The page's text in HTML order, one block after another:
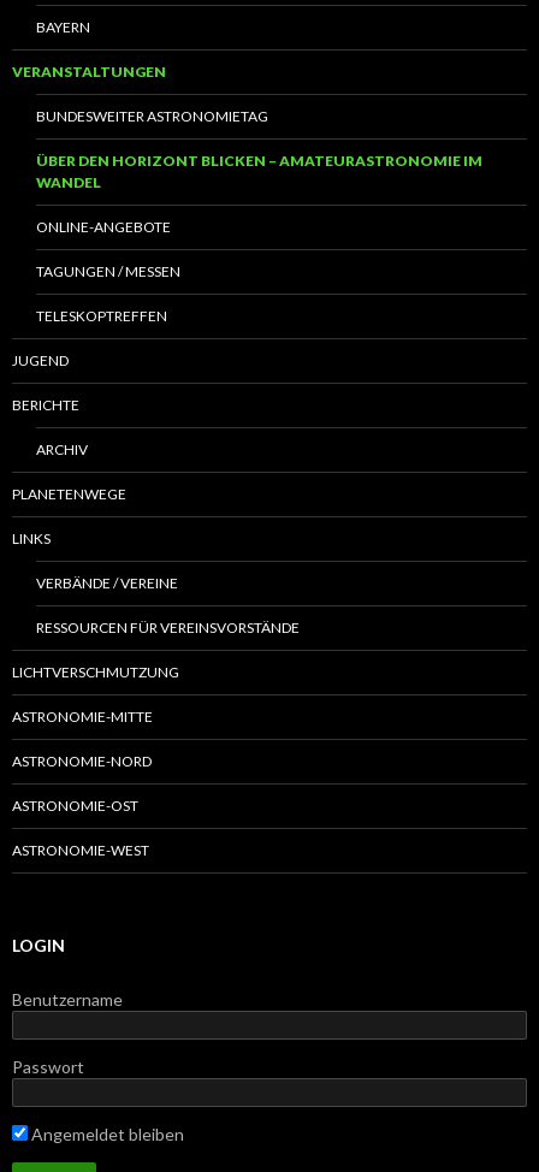
BAYERN
VERANSTALTUNGEN
BUNDESWEITER ASTRONOMIETAG
ÜBER DEN HORIZONT BLICKEN – AMATEURASTRONOMIE IM
WANDEL
ONLINE-ANGEBOTE
TAGUNGEN / MESSEN
TELESKOPTREFFEN
JUGEND
BERICHTE
ARCHIV
PLANETENWEGE
LINKS
VERBÄNDE / VEREINE
RESSOURCEN FÜR VEREINSVORSTÄNDE
LICHTVERSCHMUTZUNG
ASTRONOMIE-MITTE
ASTRONOMIE-NORD
ASTRONOMIE-OST
ASTRONOMIE-WEST
LOGIN
Benutzername
Passwort
Angemeldet bleiben